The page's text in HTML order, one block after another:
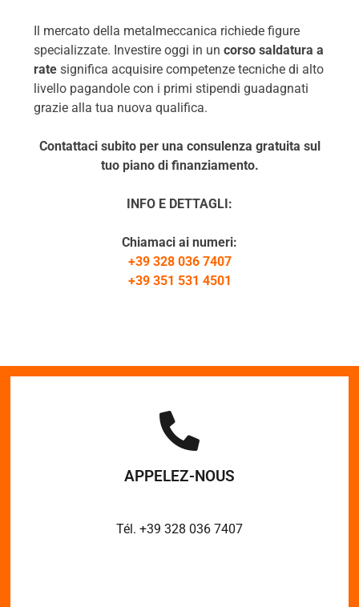
Il mercato della metalmeccanica richiede figure
specializzate. Investire oggi in uncorso saldatura a
rate significa acquisire competenze tecniche di alto
livello pagandole con i primi stipendi guadagnati
grazie alla tua nuova qualifica.
Contattaci subito per una consulenza gratuita sul
tuo piano di finanziamento.
INFO E DETTAGLI:
Chiamaci ai numeri:
+39 328 036 7407
+39 351 531 4501
APPELEZ-NOUS
Tél. +39 328 036 7407